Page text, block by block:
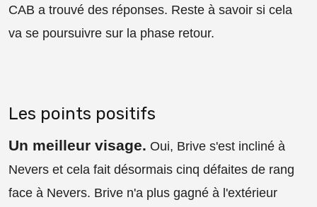
CAB a trouvé des réponses. Reste à savoir si cela
va se poursuivre sur la phase retour.
Les points positifs
Un meilleur visage. Oui, Brive s'est incliné à
Nevers et cela fait désormais cinq défaites de rang
face à Nevers. Brive n'a plus gagné à l'extérieur